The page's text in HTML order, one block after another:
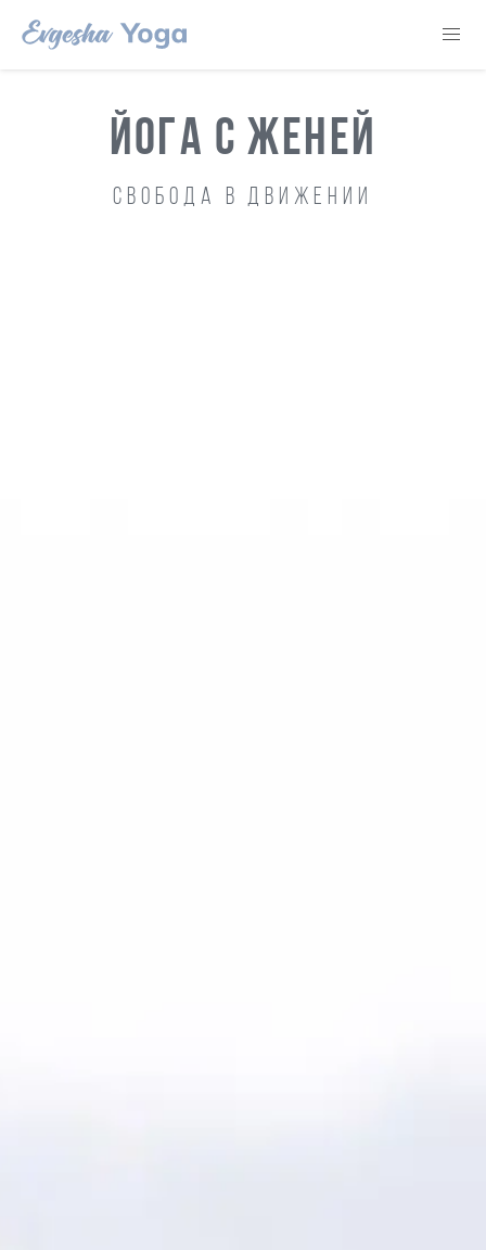
ЙОГА С ЖЕНЕЙ
Свобода в движении